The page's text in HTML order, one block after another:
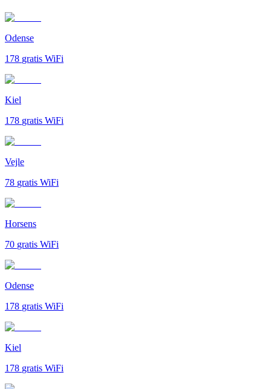
Odense
178 gratis WiFi
Kiel
178 gratis WiFi
Vejle
78 gratis WiFi
Horsens
70 gratis WiFi
Odense
178 gratis WiFi
Kiel
178 gratis WiFi